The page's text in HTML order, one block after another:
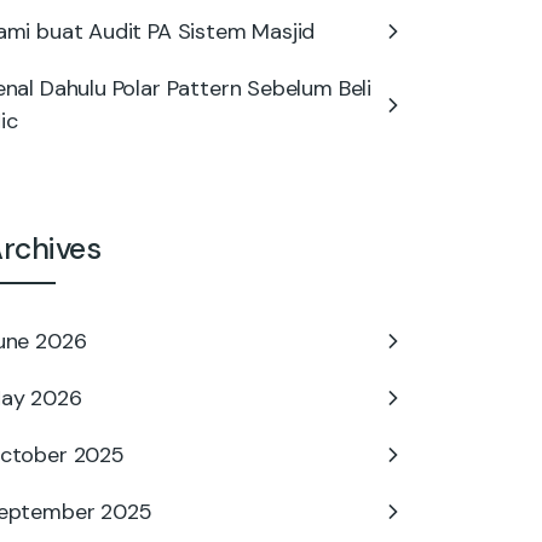
buat Audit PA Sistem Masjid
Dahulu Polar Pattern Sebelum Beli
2026
2026
2025
2025